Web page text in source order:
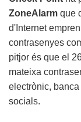
ZoneAlarm que
d'Internet
contrasenyes
pitjor és que el
mateixa
electrònic,
socials.